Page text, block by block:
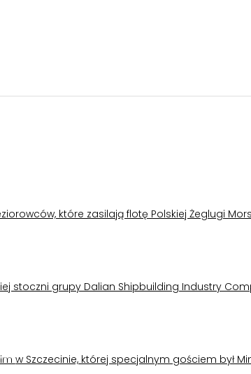
które zasilają flotę Polskiej Żeglugi
stoczni grupy Dalian Shipbuilding Industry
w Szczecinie, której specjalnym gościem był